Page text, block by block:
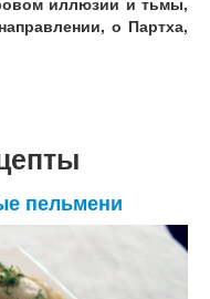
о Партха,
пельмени